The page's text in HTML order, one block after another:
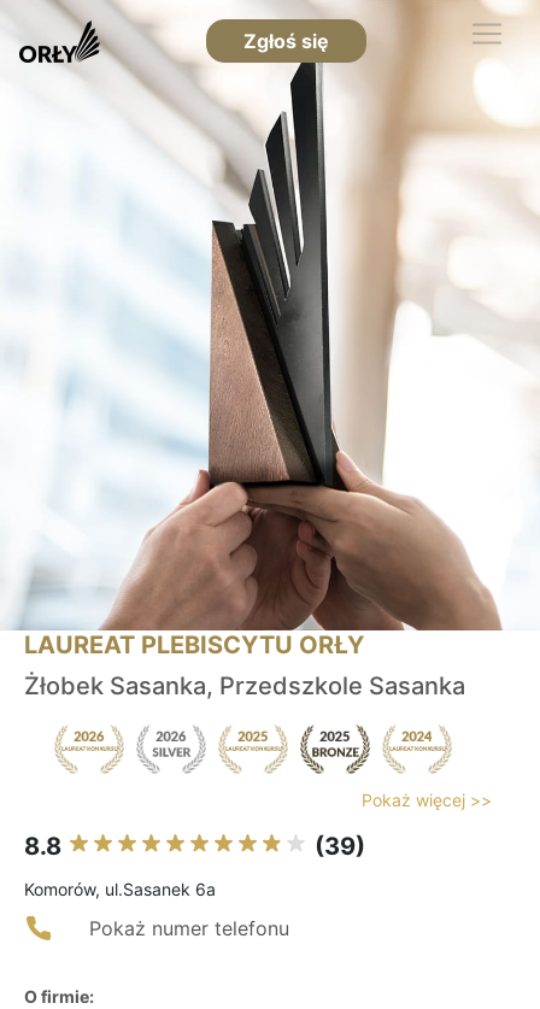
Zgłoś się
LAUREAT PLEBISCYTU ORŁY
Żłobek Sasanka, Przedszkole Sasanka
Pokaż więcej >>
8.8 (39)
Komorów, ul.Sasanek 6a
Pokaż numer telefonu
O firmie: